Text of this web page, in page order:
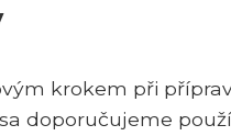
krokem při
doporučujeme